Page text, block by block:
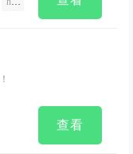
查看